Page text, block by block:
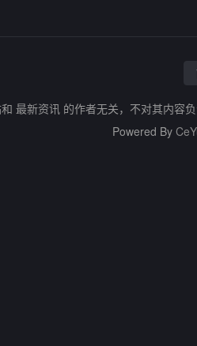
最新资讯 的作者无关，不对其内容
Powered By